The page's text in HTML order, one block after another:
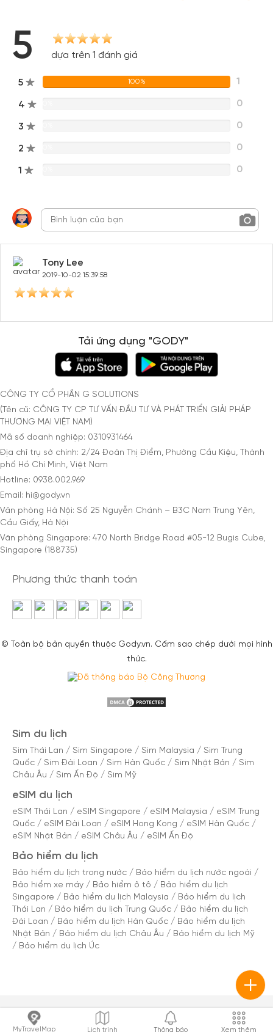
5 dựa trên 1 đánh giá
5 100% 1
4 0
3 0
2 0
1 0
Tony Lee
2019-10-02 15:39:58
MyTravelMap Lịch trình Thông báo Xem thêm
Tải ứng dụng "GODY"
CÔNG TY CỔ PHẦN G SOLUTIONS
(Tên cũ: CÔNG TY CP TƯ VẤN ĐẦU TƯ VÀ PHÁT TRIỂN GIẢI PHÁP
THƯƠNG MẠI VIỆT NAM)
Mã số doanh nghiệp: 0310931464
Địa chỉ trụ sở chính: 2/24 Đoàn Thị Điểm, Phường Cầu Kiệu, Thành
phố Hồ Chí Minh, Việt Nam
Hotline: 0938.002.969
Email: hi@gody.vn
Văn phòng Hà Nội: Số 25 Nguyễn Chánh – B3C Nam Trung Yên,
Cầu Giấy, Hà Nội
Văn phòng Singapore: 470 North Bridge Road #05-12 Bugis Cube,
Singapore (188735)
Phương thức thanh toán
© Toàn bộ bản quyền thuộc Gody.vn. Cấm sao chép dưới mọi hình
thức.
Sim du lịch
Sim Thái Lan / Sim Singapore / Sim Malaysia / Sim Trung
Quốc / Sim Đài Loan / Sim Hàn Quốc / Sim Nhật Bản / Sim
Châu Âu / Sim Ấn Độ / Sim Mỹ
eSIM du lịch
eSIM Thái Lan / eSIM Singapore / eSIM Malaysia / eSIM Trung
Quốc / eSIM Đài Loan / eSIM Hong Kong / eSIM Hàn Quốc /
eSIM Nhật Bản / eSIM Châu Âu / eSIM Ấn Độ
Bảo hiểm du lịch
Bảo hiểm du lịch trong nước / Bảo hiểm du lịch nước ngoài /
Bảo hiểm xe máy / Bảo hiểm ô tô / Bảo hiểm du lịch
Singapore / Bảo hiểm du lịch Malaysia / Bảo hiểm du lịch
Thái Lan / Bảo hiểm du lịch Trung Quốc / Bảo hiểm du lịch
Đài Loan / Bảo hiểm du lịch Hàn Quốc / Bảo hiểm du lịch
Nhật Bản / Bảo hiểm du lịch Châu Âu / Bảo hiểm du lịch Mỹ
/ Bảo hiểm du lịch Úc